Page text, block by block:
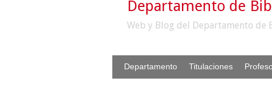
Departamento de
Web y Blog del Departamento de
Departamento Titulaciones